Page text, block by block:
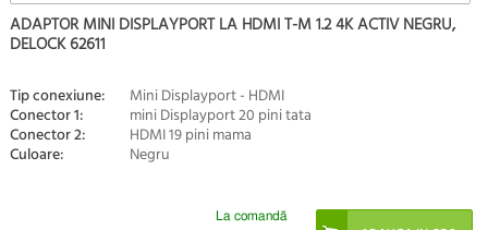
ADAPTOR MINI DISPLAYPORT LA HDMI T-M 1.2 4K ACTIV NEGRU,
DELOCK 62611
Tip conexiune: Mini Displayport - HDMI
Conector 1: mini Displayport 20 pini tata
Conector 2: HDMI 19 pini mama
Culoare: Negru
La comandă